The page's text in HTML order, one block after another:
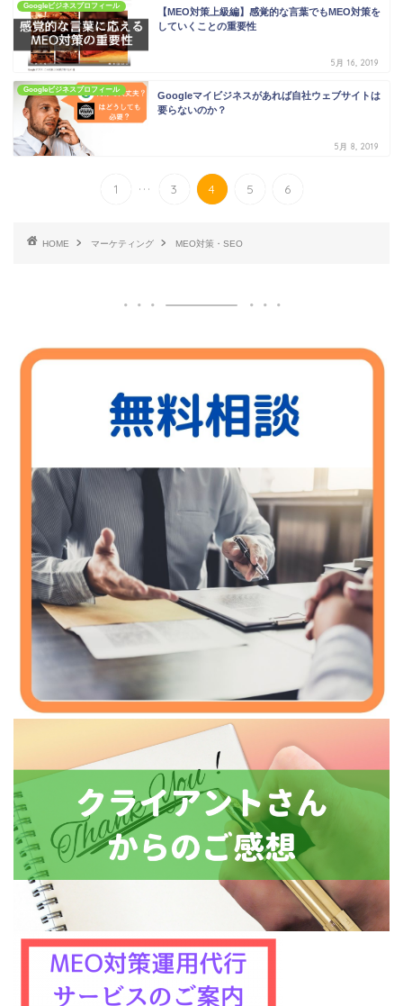
Googleビジネスプロフィール
【MEO対策上級編】感覚的な言葉でもMEO対策を
していくことの重要性
5月 16, 2019
Googleビジネスプロフィール
Googleマイビジネスがあれば自社ウェブサイトは
要らないのか？
5月 8, 2019
1 ... 3 4 5 6
HOME マーケティング MEO対策・SEO